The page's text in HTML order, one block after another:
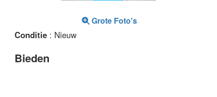
Grote Foto's
Conditie : Nieuw
Bieden